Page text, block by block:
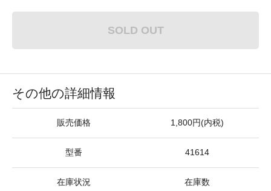
SOLD OUT
その他の詳細情報
販売価格 1,800円(内税)
型番 41614
在庫状況 在庫数